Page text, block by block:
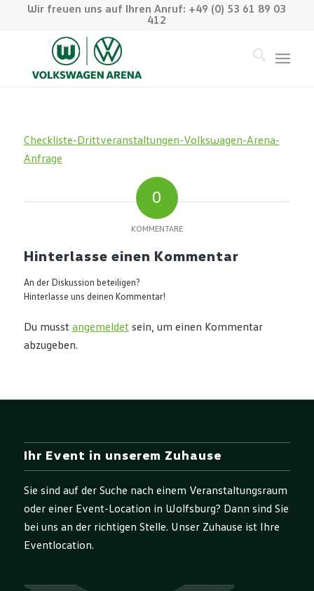
Wir freuen uns auf Ihren Anruf: +49 (0) 53 61 89 03
412
Checkliste-Drittveranstaltungen-Volkswagen-Arena-
Anfrage
0
KOMMENTARE
Hinterlasse einen Kommentar
An der Diskussion beteiligen?
Hinterlasse uns deinen Kommentar!
Du musst angemeldetsein, um einen Kommentar
abzugeben.
Ihr Event in unserem Zuhause
Sie sind auf der Suche nach einem Veranstaltungsraum
oder einer Event-Location in Wolfsburg? Dann sind Sie
bei uns an der richtigen Stelle. Unser Zuhause ist Ihre
Eventlocation.